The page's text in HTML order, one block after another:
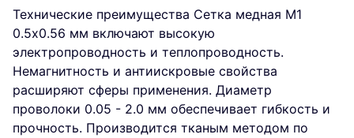
Технические преимущества Сетка медная М1
0.5х0.56 мм включают высокую
электропроводность и теплопроводность.
Немагнитность и антиискровые свойства
расширяют сферы применения. Диаметр
проволоки 0.05 - 2.0 мм обеспечивает гибкость и
прочность. Производится тканым методом по